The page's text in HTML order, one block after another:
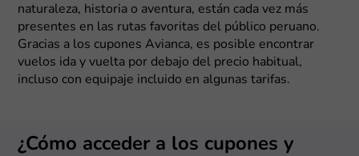
naturaleza, historia o aventura, están cada vez más
presentes en las rutas favoritas del público peruano.
Gracias a los cupones Avianca, es posible encontrar
vuelos ida y vuelta por debajo del precio habitual,
incluso con equipaje incluido en algunas tarifas.
¿Cómo acceder a los cupones y